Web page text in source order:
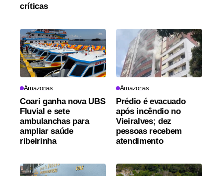
críticas
Amazonas
Coari ganha nova UBS
Fluvial e sete
ambulanchas para
ampliar saúde
ribeirinha
Amazonas
Prédio é evacuado
após incêndio no
Vieiralves; dez
pessoas recebem
atendimento